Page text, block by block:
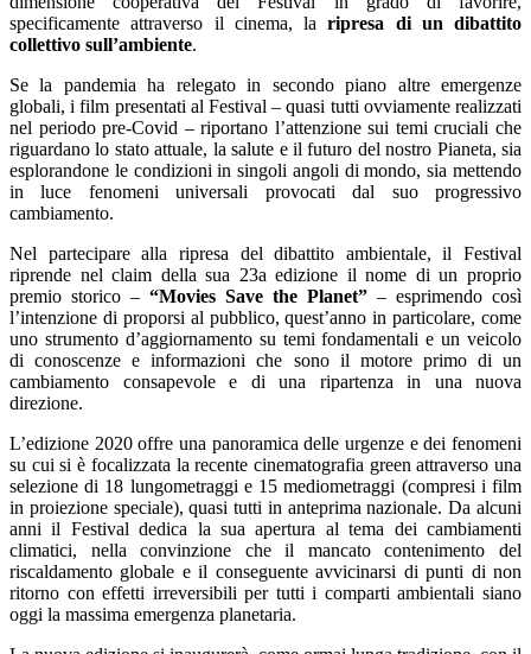
specificamente attraverso il cinema, la ripresa di un dibattito
collettivo sull’ambiente.
Se la pandemia ha relegato in secondo piano altre emergenze
globali, i film presentati al Festival – quasi tutti ovviamente realizzati
nel periodo pre-Covid – riportano l’attenzione sui temi cruciali che
riguardano lo stato attuale, la salute e il futuro del nostro Pianeta, sia
esplorandone le condizioni in singoli angoli di mondo, sia mettendo
in luce fenomeni universali provocati dal suo progressivo
cambiamento.
Nel partecipare alla ripresa del dibattito ambientale, il Festival
riprende nel claim della sua 23a edizione il nome di un proprio
premio storico – “Movies Save the Planet” – esprimendo così
l’intenzione di proporsi al pubblico, quest’anno in particolare, come
uno strumento d’aggiornamento su temi fondamentali e un veicolo
di conoscenze e informazioni che sono il motore primo di un
cambiamento consapevole e di una ripartenza in una nuova
direzione.
L’edizione 2020 offre una panoramica delle urgenze e dei fenomeni
su cui si è focalizzata la recente cinematografia green attraverso una
selezione di 18 lungometraggi e 15 mediometraggi (compresi i film
in proiezione speciale), quasi tutti in anteprima nazionale. Da alcuni
anni il Festival dedica la sua apertura al tema dei cambiamenti
climatici, nella convinzione che il mancato contenimento del
riscaldamento globale e il conseguente avvicinarsi di punti di non
ritorno con effetti irreversibili per tutti i comparti ambientali siano
oggi la massima emergenza planetaria.